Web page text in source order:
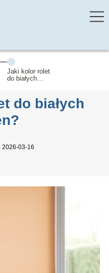
Jaki kolor rolet
do białych
do białych
2026-03-16